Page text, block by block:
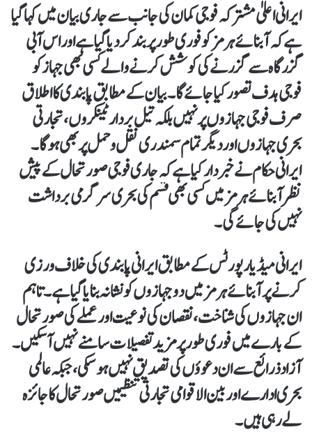
ایرانی اعلیٰ مشترکہ فوجی کمان کی جانب سے جاری بیان میں کہا گیا
ہے کہ آبنائے ہرمز کو فوری طور پر بند کر دیا گیا ہے اور اس آبی
گزرگاہ سے گزرنے کی کوشش کرنے والے کسی بھی جہاز کو
فوجی ہدف تصور کیا جائے گا۔ بیان کے مطابق پابندی کا اطلاق
صرف فوجی جہازوں پر نہیں بلکہ تیل بردار ٹینکروں، تجارتی
بحری جہازوں اور دیگر تمام سمندری نقل و حمل پر بھی ہوگا۔
ایرانی حکام نے خبردار کیا ہے کہ جاری فوجی صورتحال کے پیش
نظر آبنائے ہرمز میں کسی بھی قسم کی بحری سرگرمی برداشت
نہیں کی جائے گی۔
ایرانی میڈیا رپورٹس کے مطابق ایرانی پابندی کی خلاف ورزی
کرنے پر آبنائے ہرمز میں دو جہازوں کو نشانہ بنایا گیا ہے۔ تاہم
ان جہازوں کی شناخت، نقصان کی نوعیت اور عملے کی صورتحال
کے بارے میں فوری طور پر مزید تفصیلات سامنے نہیں آسکیں۔
آزاد ذرائع سے ان دعوؤں کی تصدیق نہیں ہو سکی، جبکہ عالمی
بحری ادارے اور بین الاقوامی تجارتی تنظیمیں صورتحال کا جائزہ
لے رہی ہیں۔